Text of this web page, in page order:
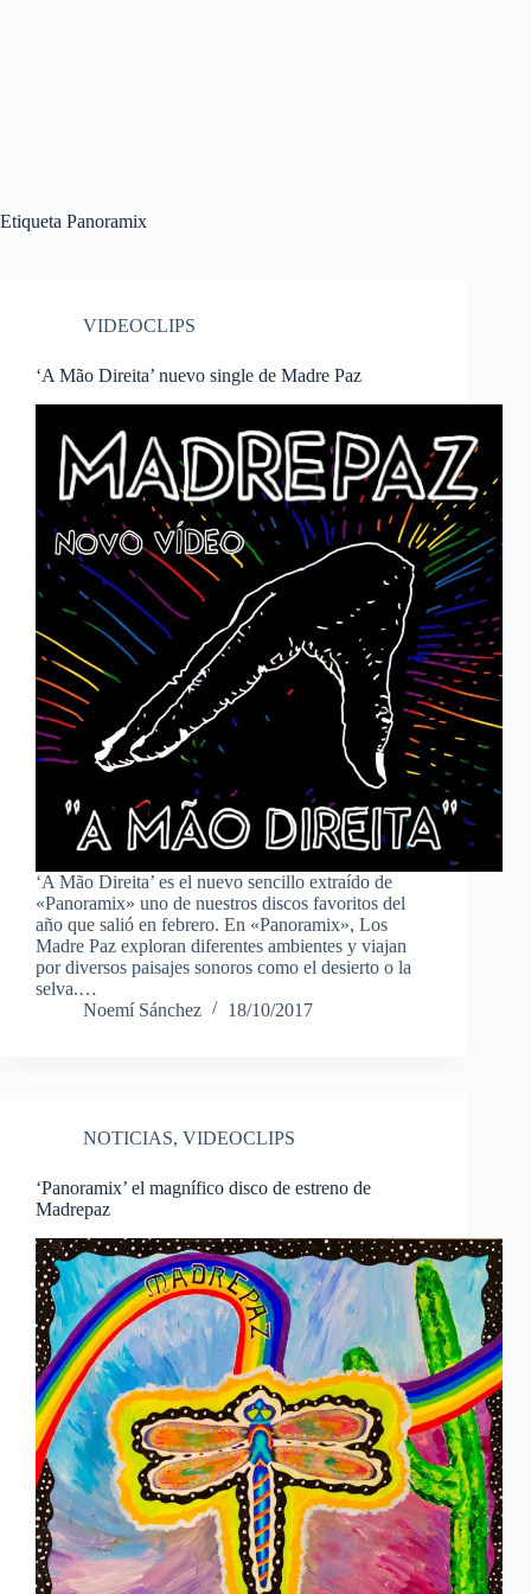
Etiqueta Panoramix
VIDEOCLIPS
‘A Mão Direita’ nuevo single de Madre Paz
‘A Mão Direita’ es el nuevo sencillo extraído de
«Panoramix» uno de nuestros discos favoritos del
año que salió en febrero. En «Panoramix», Los
Madre Paz exploran diferentes ambientes y viajan
por diversos paisajes sonoros como el desierto o la
selva.…
Noemí Sánchez
18/10/2017
NOTICIAS, VIDEOCLIPS
‘Panoramix’ el magnífico disco de estreno de
Madrepaz